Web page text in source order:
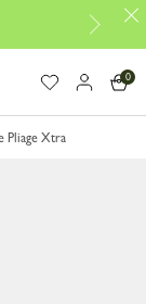
0
Pliage Xtra